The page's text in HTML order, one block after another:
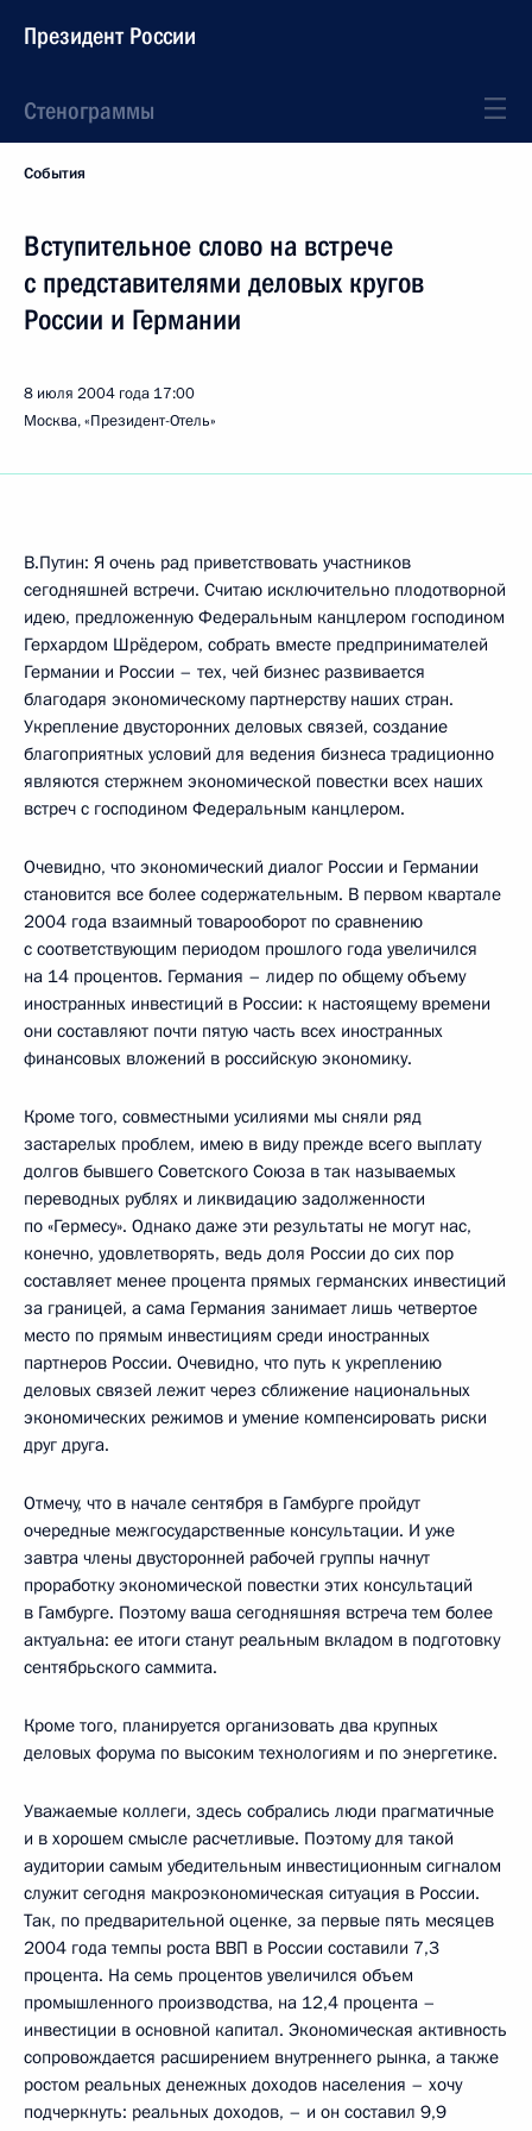
Президент России
Стенограммы
События
Вступительное слово на встрече
с представителями деловых кругов
России и Германии
8 июля 2004 года 17:00
Москва, «Президент-Отель»
В.Путин: Я очень рад приветствовать участников
сегодняшней встречи. Считаю исключительно плодотворной
идею, предложенную Федеральным канцлером господином
Герхардом Шрёдером, собрать вместе предпринимателей
Германии и России – тех, чей бизнес развивается
благодаря экономическому партнерству наших стран.
Укрепление двусторонних деловых связей, создание
благоприятных условий для ведения бизнеса традиционно
являются стержнем экономической повестки всех наших
встреч с господином Федеральным канцлером.
Очевидно, что экономический диалог России и Германии
становится все более содержательным. В первом квартале
2004 года взаимный товарооборот по сравнению
с соответствующим периодом прошлого года увеличился
на 14 процентов. Германия – лидер по общему объему
иностранных инвестиций в России: к настоящему времени
они составляют почти пятую часть всех иностранных
финансовых вложений в российскую экономику.
Кроме того, совместными усилиями мы сняли ряд
застарелых проблем, имею в виду прежде всего выплату
долгов бывшего Советского Союза в так называемых
переводных рублях и ликвидацию задолженности
по «Гермесу». Однако даже эти результаты не могут нас,
конечно, удовлетворять, ведь доля России до сих пор
составляет менее процента прямых германских инвестиций
за границей, а сама Германия занимает лишь четвертое
место по прямым инвестициям среди иностранных
партнеров России. Очевидно, что путь к укреплению
деловых связей лежит через сближение национальных
экономических режимов и умение компенсировать риски
друг друга.
Отмечу, что в начале сентября в Гамбурге пройдут
очередные межгосударственные консультации. И уже
завтра члены двусторонней рабочей группы начнут
проработку экономической повестки этих консультаций
в Гамбурге. Поэтому ваша сегодняшняя встреча тем более
актуальна: ее итоги станут реальным вкладом в подготовку
сентябрьского саммита.
Кроме того, планируется организовать два крупных
деловых форума по высоким технологиям и по энергетике.
Уважаемые коллеги, здесь собрались люди прагматичные
и в хорошем смысле расчетливые. Поэтому для такой
аудитории самым убедительным инвестиционным сигналом
служит сегодня макроэкономическая ситуация в России.
Так, по предварительной оценке, за первые пять месяцев
2004 года темпы роста ВВП в России составили 7,3
процента. На семь процентов увеличился объем
промышленного производства, на 12,4 процента –
инвестиции в основной капитал. Экономическая активность
сопровождается расширением внутреннего рынка, а также
ростом реальных денежных доходов населения – хочу
подчеркнуть: реальных доходов, – и он составил 9,9